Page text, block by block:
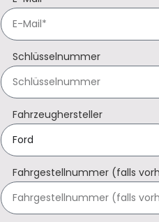
Schlüsselnummer
Fahrzeughersteller
Fahrgestellnummer (falls